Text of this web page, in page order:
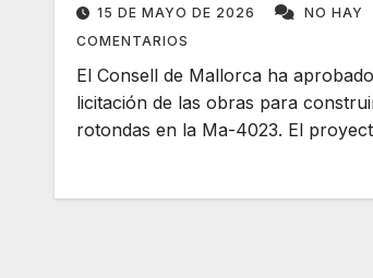
15 DE MAYO DE 2026
NO HAY
COMENTARIOS
El Consell de Mallorca ha
licitación de las obras para
rotondas en la Ma-4023. El